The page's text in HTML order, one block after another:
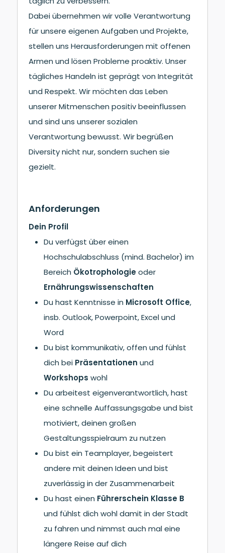
Dabei übernehmen wir volle Verantwortung
für unsere eigenen Aufgaben und Projekte,
stellen uns Herausforderungen mit offenen
Armen und lösen Probleme proaktiv. Unser
tägliches Handeln ist geprägt von Integrität
und Respekt. Wir möchten das Leben
unserer Mitmenschen positiv beeinflussen
und sind uns unserer sozialen
Verantwortung bewusst. Wir begrüßen
Diversity nicht nur, sondern suchen sie
gezielt.
Anforderungen
Dein Profil
Du verfügst über einen
Hochschulabschluss (mind. Bachelor) im
Bereich Ökotrophologieoder
Ernährungswissenschaften
Du hast Kenntnisse in Microsoft Office,
insb. Outlook, Powerpoint, Excel und
Word
Du bist kommunikativ, offen und fühlst
dich bei Präsentationenund
Workshopswohl
Du arbeitest eigenverantwortlich, hast
eine schnelle Auffassungsgabe und bist
motiviert, deinen großen
Gestaltungsspielraum zu nutzen
Du bist ein Teamplayer, begeistert
andere mit deinen Ideen und bist
zuverlässig in der Zusammenarbeit
Du hast einen Führerschein Klasse B
und fühlst dich wohl damit in der Stadt
zu fahren und nimmst auch mal eine
längere Reise auf dich